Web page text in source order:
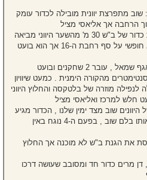
מתפרצת יוונית מובילה לכדור עומק
הרחבה אך אליאסי מציל
- ב"ש מנסה לחזור : הנעת כדור של ב"ש 30 מ' מהשער היווני מביאה
את קאנגווה למסור למזרחי שנמצא חופשי על סף רחבת ה-16 אך הוא בועט
- חיתוך נהדר של גאנח מאגף שמאל , עובר 2 שחקנים ובועט
מוזרה של בלטקסה והחלוץ היווני
שוב מצד ימין שלנו , הכדור מגיע
לרחבת ה-5 , אליאסי תופס אוויר ואותו בלם שוב , בפעם ה-4 נוגח באין
את הגנת ב"ש לא מוכנה אך החלוץ
מרים כדור חד ומסובב שעושה דרכו